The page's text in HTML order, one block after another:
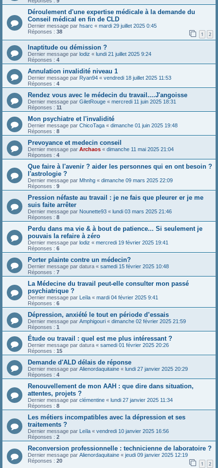
Déroulement d'une expertise médicale à la demande du
Conseil médical en fin de CLD
Dernier message par hsarc « mardi 29 juillet 2025 0:45
Réponses : 38 1 2
Inaptitude ou démission ?
Dernier message par lodiz « lundi 21 juillet 2025 9:24
Réponses : 4
Annulation invalidité niveau 1
Dernier message par Ryan94 « vendredi 18 juillet 2025 11:53
Réponses : 4
Rendez vous avec le médecin du travail....J'angoisse
Dernier message par GiletRouge « mercredi 11 juin 2025 18:31
Réponses : 11
Mon psychiatre et l'invalidité
Dernier message par ChicoTaga « dimanche 01 juin 2025 19:48
Réponses : 8
Prevoyance et medecin conseil
Dernier message par Archaos « dimanche 11 mai 2025 21:04
Réponses : 4
Que faire à l'avenir ? aider les personnes qui en ont besoin ?
l'astrologie ?
Dernier message par Mhnhg « dimanche 09 mars 2025 22:09
Réponses : 9
Pression néfaste au travail : je ne fais que pleurer er je me
suis faite arrêter
Dernier message par Nounette93 « lundi 03 mars 2025 21:46
Réponses : 8
Perdu dans ma vie & à bout de patience... Si seulement je
pouvais la refaire à zéro
Dernier message par lodiz « mercredi 19 février 2025 19:41
Réponses : 6
Porter plainte contre un médecin?
Dernier message par datura « samedi 15 février 2025 10:48
Réponses : 7
La Médecine du travail peut-elle consulter mon passé
psychiatrique ?
Dernier message par Leïla « mardi 04 février 2025 9:41
Réponses : 6
Dépression, anxiété le tout en période d’essais
Dernier message par Amphigouri « dimanche 02 février 2025 21:59
Réponses : 1
Étude ou travail : quel est me plus intéressant ?
Dernier message par datura « samedi 01 février 2025 20:26
Réponses : 15
Demande d'ALD délais de réponse
Dernier message par Alienordaquitaine « lundi 27 janvier 2025 20:29
Réponses : 4
Renouvellement de mon AAH : que dire dans situation,
attentes, projets ?
Dernier message par clémentine « lundi 27 janvier 2025 11:34
Réponses : 8
Les métiers incompatibles avec la dépression et ses
traitements ?
Dernier message par Leïla « vendredi 10 janvier 2025 16:56
Réponses : 2
Reconversion professionnelle : technicienne de laboratoire ?
Dernier message par Alienordaquitaine « jeudi 09 janvier 2025 12:19
Réponses : 20 1 2